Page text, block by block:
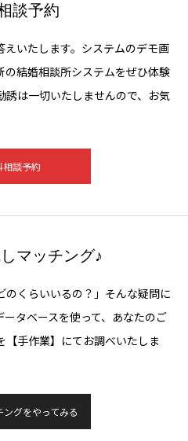
談予約
いたします。システムのデモ画
結婚相談所システムをぜひ体験
誘は一切いたしませんので、お気
相談予約
マッチング♪
のくらいいるの？」そんな疑問に
タベースを使って、あなたのご
手作業】にてお調べいたしま
ングをやってみる